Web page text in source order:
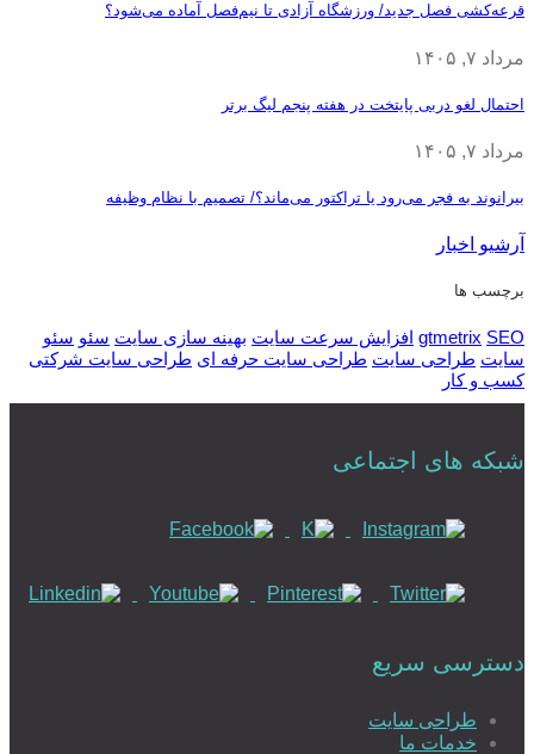
قرعه‎‌کشی فصل جدید/ ورزشگاه آزادی تا نیم‌فصل آماده می‌شود؟
مرداد ۷, ۱۴۰۵
احتمال لغو دربی پایتخت در هفته پنجم لیگ برتر
مرداد ۷, ۱۴۰۵
بیرانوند به فجر می‌رود یا تراکتور می‌ماند؟/ تصمیم با نظام وظیفه
آرشیو اخبار
برچسب ها
gtmetrix SEO افزایش سرعت سایت بهینه سازی سایت سئو سئو
سایت طراحی سایت طراحی سایت حرفه ای طراحی سایت شرکتی
کسب و کار
شبکه های اجتماعی
دسترسی سریع
طراحی سایت
خدمات ما